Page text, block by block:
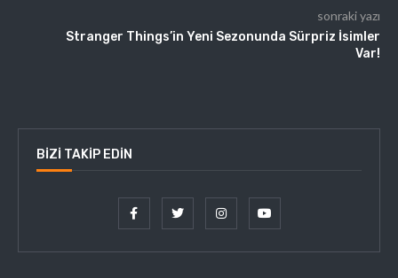
sonraki yazı
Stranger Things’in Yeni Sezonunda Sürpriz İsimler
Var!
BIZI TAKIP EDIN